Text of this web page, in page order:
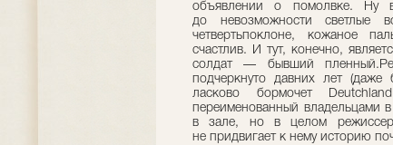
объявлении о помолвке. Ну
до невозможности светлые
четвертьпоклоне, кожаное
счастлив. И тут, конечно,
солдат — бывший
подчеркнуто давних лет (даже
ласково бормочет
переименованный владельцами
в зале, но в целом режиссер
не придвигает к нему историю